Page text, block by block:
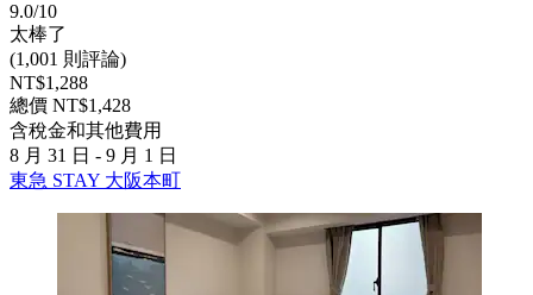
9.0/10
太棒了
(1,001 則評論)
NT$1,288
總價 NT$1,428
含稅金和其他費用
8 月 31 日 - 9 月 1 日
東急 STAY 大阪本町